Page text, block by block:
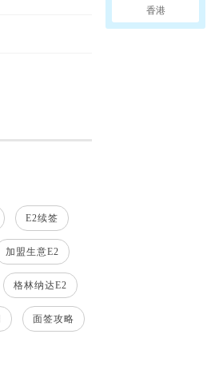
E2续签
加盟生意E2
格林纳达E2
面签攻略
香港